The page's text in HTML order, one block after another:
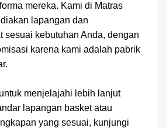
mereka. Kami di Matras
lapangan dan
sesuai kebutuhan Anda, dengan
karena kami adalah pabrik
menjelajahi lebih lanjut
lapangan basket atau
yang sesuai, kunjungi